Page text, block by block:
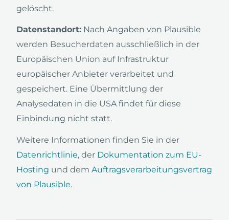
gelöscht.
Datenstandort: Nach Angaben von Plausible
werden Besucherdaten ausschließlich in der
Europäischen Union auf Infrastruktur
europäischer Anbieter verarbeitet und
gespeichert. Eine Übermittlung der
Analysedaten in die USA findet für diese
Einbindung nicht statt.
Weitere Informationen finden Sie in der
Datenrichtlinie, der Dokumentation zum EU-
Hosting und dem Auftragsverarbeitungsvertrag
von Plausible.